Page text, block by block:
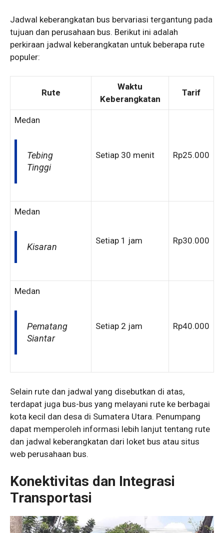
Jadwal keberangkatan bus bervariasi tergantung pada
tujuan dan perusahaan bus. Berikut ini adalah
perkiraan jadwal keberangkatan untuk beberapa rute
populer:
Rute
Waktu
Keberangkatan
Tarif
Medan
Tebing
Tinggi
Setiap 30 menit Rp25.000
Medan
Kisaran
Setiap 1 jam Rp30.000
Medan
Pematang
Siantar
Setiap 2 jam Rp40.000
Selain rute dan jadwal yang disebutkan di atas,
terdapat juga bus-bus yang melayani rute ke berbagai
kota kecil dan desa di Sumatera Utara. Penumpang
dapat memperoleh informasi lebih lanjut tentang rute
dan jadwal keberangkatan dari loket bus atau situs
web perusahaan bus.
Konektivitas dan Integrasi
Transportasi